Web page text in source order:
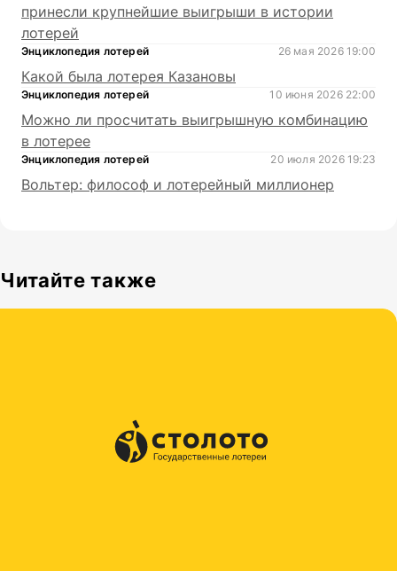
принесли крупнейшие выигрыши в истории
лотерей
Энциклопедия лотерей 26 мая 2026 19:00
Какой была лотерея Казановы
Энциклопедия лотерей 10 июня 2026 22:00
Можно ли просчитать выигрышную комбинацию
в лотерее
Энциклопедия лотерей 20 июля 2026 19:23
Вольтер: философ и лотерейный миллионер
Читайте также